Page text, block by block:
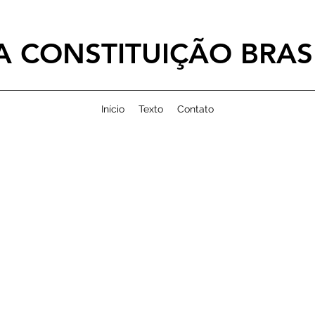
CONSTITUIÇÃO
Início Texto Contato